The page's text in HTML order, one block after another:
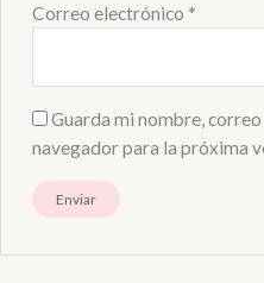
Correo electrónico *
Guarda mi nombre,
navegador para la próxima